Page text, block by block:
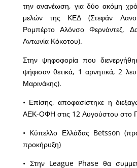
την ανανέωση, για δύο ακόμη
μελών της ΚΕΔ (Στεφάν
Ρομπέρτο Αλόνσο Φερνάντεζ,
Αντωνία Κόκοτου).
Στην ψηφοφορία που
ψήφισαν θετικά, 1 αρνητικά, 2
Μαρινάκης).
• Επίσης, αποφασίστηκε η
ΑΕΚ-ΟΦΗ στις 12 Αυγούστου στο
• Κύπελλο Ελλάδας Betsson
προκήρυξη)
• Στην League Phase θα